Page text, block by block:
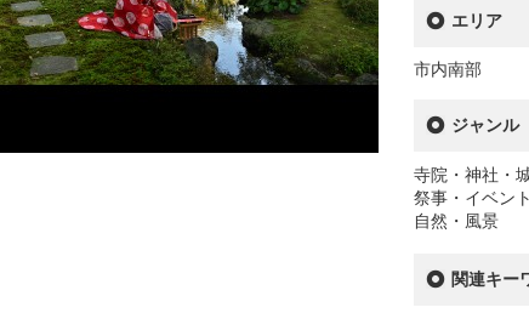
エリア
市内南部
ジャンル
寺院・神社・
祭事・イベント
自然・風景
関連キー